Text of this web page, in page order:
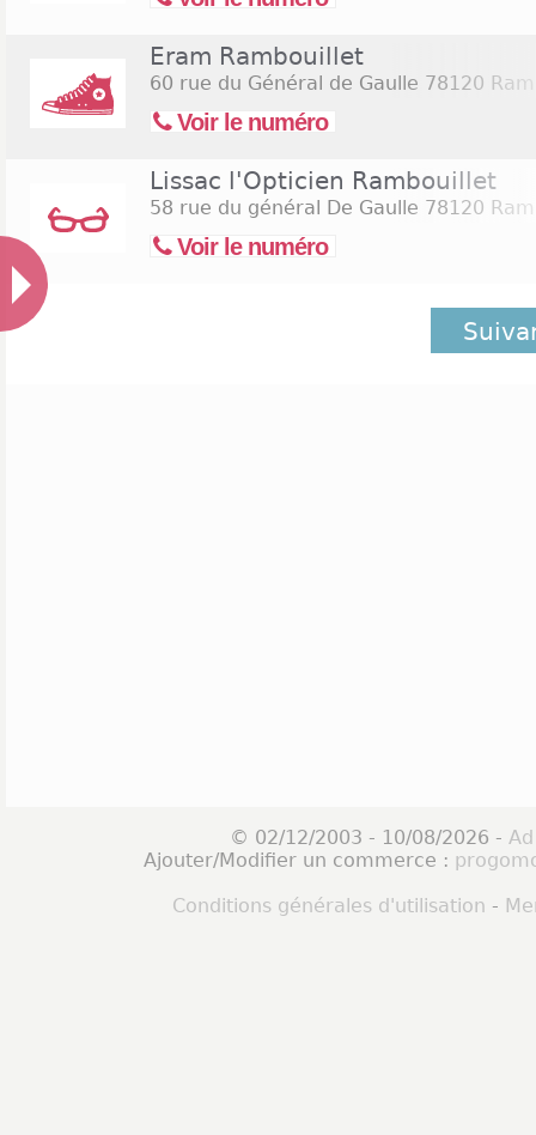
Eram Rambouillet
60 rue du Général de Gaulle 78120
Voir le numéro
Lissac l'Opticien Rambouillet
58 rue du général De Gaulle 78120
Voir le numéro
© 02/12/2003 - 10/08/2026 -
Ajouter/Modifier un commerce :
Conditions générales d'utilisation -